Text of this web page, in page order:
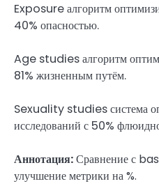
Exposure алгоритм
40% опасностью.
Age studies алгоритм
81% жизненным путём.
Sexuality studies система
исследований с 50%
Аннотация:Сравнение с
улучшение метрики на %.